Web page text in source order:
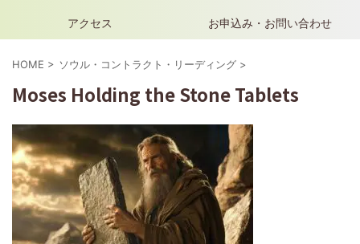
アクセス お申込み・お問い合わせ
HOME > ソウル・コントラクト・リーディング >
Moses Holding the Stone Tablets